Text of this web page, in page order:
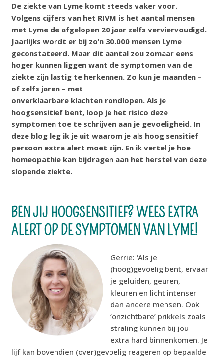
De ziekte van Lyme komt steeds vaker voor.
Volgens cijfers van het RIVM is het aantal mensen
met Lyme de afgelopen 20 jaar zelfs verviervoudigd.
Jaarlijks wordt er bij zo’n 30.000 mensen Lyme
geconstateerd. Maar dit aantal zou zomaar eens
hoger kunnen liggen want de symptomen van de
ziekte zijn lastig te herkennen. Zo kun je maanden –
of zelfs jaren – met
onverklaarbare klachten rondlopen. Als je
hoogsensitief bent, loop je het risico deze
symptomen toe te schrijven aan je gevoeligheid. In
deze blog leg ik je uit waarom je als hoog sensitief
persoon extra alert moet zijn. En ik vertel je hoe
homeopathie kan bijdragen aan het herstel van deze
slopende ziekte.
BEN JIJ HOOGSENSITIEF? WEES EXTRA
ALERT OP DE SYMPTOMEN VAN LYME!
Gerrie: ‘Als je
(hoog)gevoelig bent, ervaar
je geluiden, geuren,
kleuren en licht intenser
dan andere mensen. Ook
‘onzichtbare’ prikkels zoals
straling kunnen bij jou
extra hard binnenkomen. Je
lijf kan bovendien (over)gevoelig reageren op bepaalde